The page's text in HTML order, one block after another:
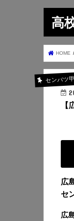
高
HOME
センバツ
広
セ
広